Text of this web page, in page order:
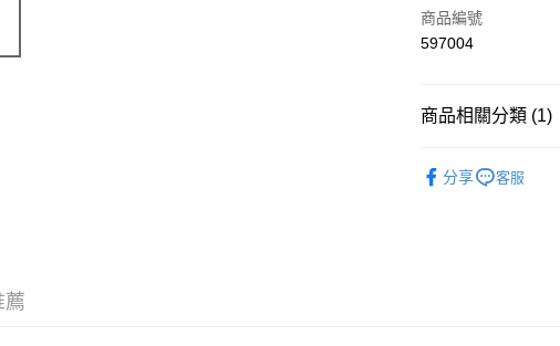
信用卡
商品編號
597004
商品相關分類 (1)
分享
客服
薦